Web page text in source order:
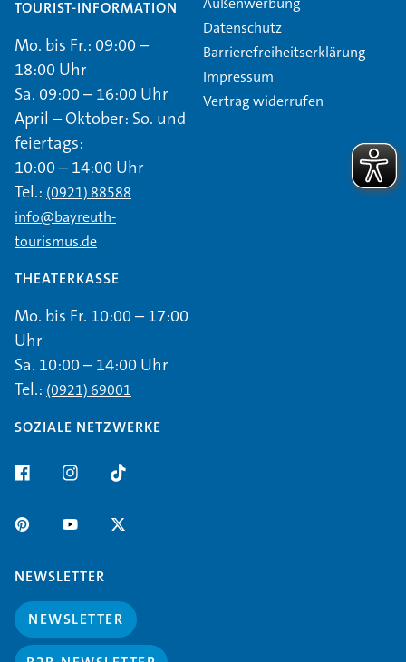
TOURIST-INFORMATION
Mo. bis Fr.: 09:00 –
18:00 Uhr
Sa. 09:00 – 16:00 Uhr
April – Oktober: So. und
feiertags:
10:00 – 14:00 Uhr
Tel.: (0921) 88588
info@bayreuth-
tourismus.de
THEATERKASSE
Mo. bis Fr. 10:00 – 17:00
Uhr
Sa. 10:00 – 14:00 Uhr
Tel.: (0921) 69001
SOZIALE NETZWERKE
Datenschutz
Barrierefreiheitserklärung
Impressum
Vertrag widerrufen
NEWSLETTER
NEWSLETTER